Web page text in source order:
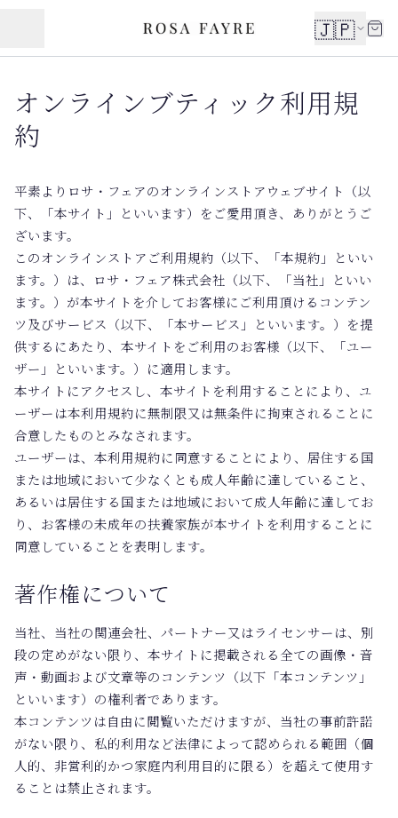
🇯🇵
オンラインブティック利用規
約
平素よりロサ・フェアのオンラインストアウェブサイト（以
下、「本サイト」といいます）をご愛用頂き、ありがとうご
ざいます。
このオンラインストアご利用規約（以下、「本規約」といい
ます。）は、ロサ・フェア株式会社（以下、「当社」といい
ます。）が本サイトを介してお客様にご利用頂けるコンテン
ツ及びサービス（以下、「本サービス」といいます。）を提
供するにあたり、本サイトをご利用のお客様（以下、「ユー
ザー」といいます。）に適用します。
本サイトにアクセスし、本サイトを利用することにより、ユ
ーザーは本利用規約に無制限又は無条件に拘束されることに
合意したものとみなされます。
ユーザーは、本利用規約に同意することにより、居住する国
または地域において少なくとも成人年齢に達していること、
あるいは居住する国または地域において成人年齢に達してお
り、お客様の未成年の扶養家族が本サイトを利用することに
同意していることを表明します。
著作権について
当社、当社の関連会社、パートナー又はライセンサーは、別
段の定めがない限り、本サイトに掲載される全ての画像・音
声・動画および文章等のコンテンツ（以下「本コンテンツ」
といいます）の権利者であります。
本コンテンツは自由に閲覧いただけますが、当社の事前許諾
がない限り、私的利用など法律によって認められる範囲（個
人的、非営利的かつ家庭内利用目的に限る）を超えて使用す
ることは禁止されます。